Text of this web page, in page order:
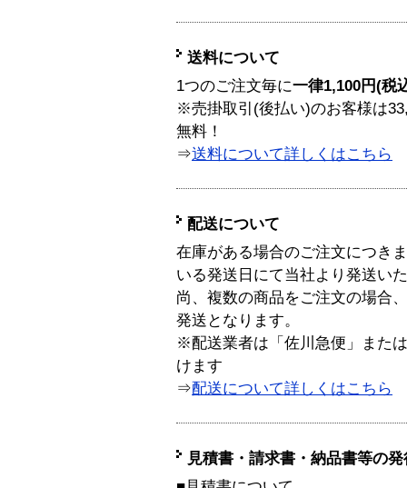
送料について
1つのご注文毎に一律1,100円(税
※売掛取引(後払い)のお客様は
無料！
⇒送料について詳しくはこちら
配送について
在庫がある場合のご注文につき
いる発送日にて当社より発送い
尚、複数の商品をご注文の場合
発送となります。
※配送業者は「佐川急便」また
けます
⇒配送について詳しくはこちら
見積書・請求書・納品書等の